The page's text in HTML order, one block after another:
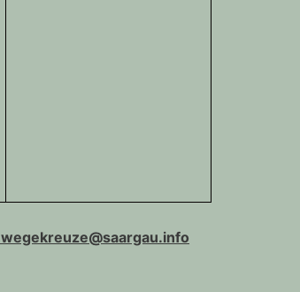
wegekreuze@saargau.info